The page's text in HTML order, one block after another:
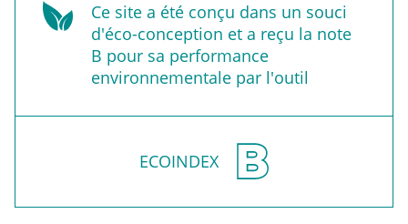
Ce site a été conçu dans un souci
d'éco-conception et a reçu la note
B pour sa performance
environnementale par l'outil
ECOINDEX